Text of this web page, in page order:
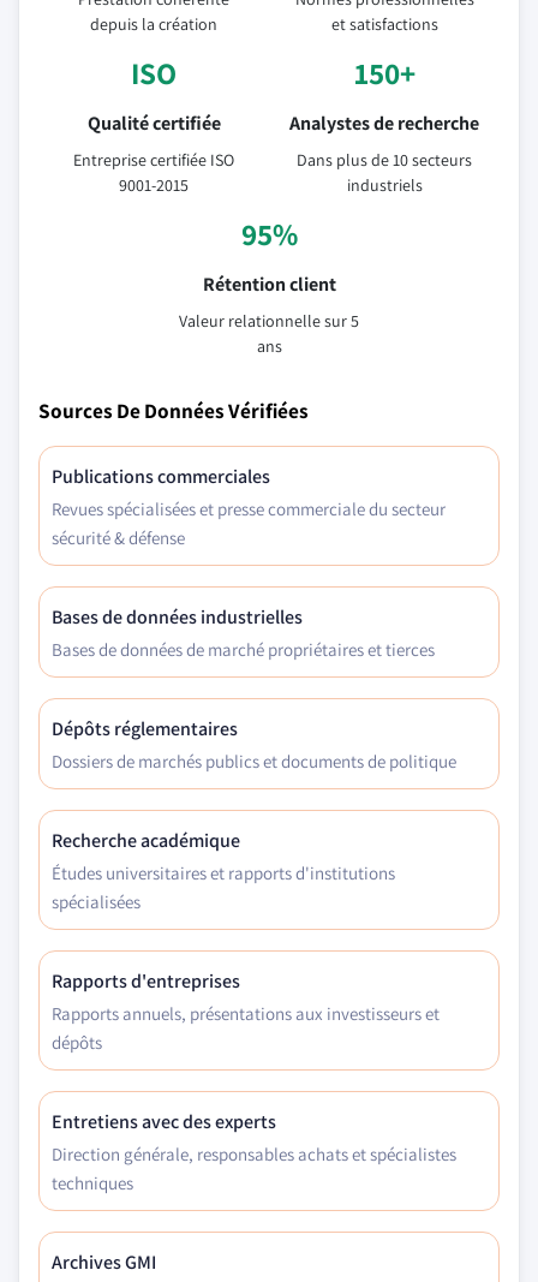
depuis la création
et satisfactions
ISO
Qualité certifiée
Entreprise certifiée ISO
9001-2015
150+
Analystes de recherche
Dans plus de 10 secteurs
industriels
95%
Rétention client
Valeur relationnelle sur 5
ans
Sources De Données Vérifiées
Publications commerciales
Revues spécialisées et presse commerciale du secteur
sécurité & défense
Bases de données industrielles
Bases de données de marché propriétaires et tierces
Dépôts réglementaires
Dossiers de marchés publics et documents de politique
Recherche académique
Études universitaires et rapports d'institutions
spécialisées
Rapports d'entreprises
Rapports annuels, présentations aux investisseurs et
dépôts
Entretiens avec des experts
Direction générale, responsables achats et spécialistes
techniques
Archives GMI